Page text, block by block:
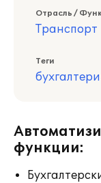
Отрасль /
Транспорт
Теги
функции: